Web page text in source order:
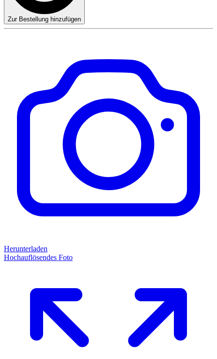
Zur Bestellung hinzufügen
Herunterladen
Hochauflösendes Foto